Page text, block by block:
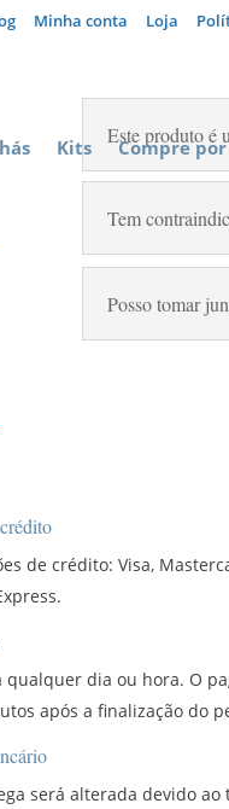
Minha conta Loja
Kits Compre
Este produto é
Tem
Posso tomar
de crédito: Visa,
qualquer dia ou hora. O
após a finalização do
será alterada devido ao